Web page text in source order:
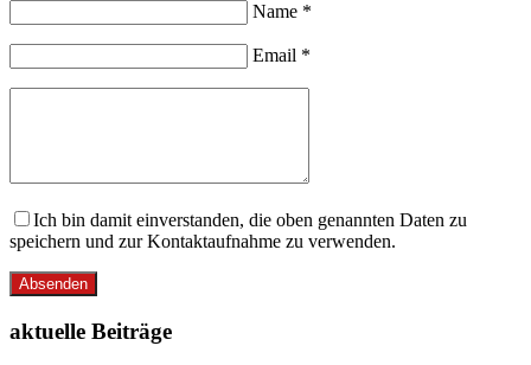
Name *
Email *
Ich bin damit einverstanden, die oben genannten Daten zu
speichern und zur Kontaktaufnahme zu verwenden.
Absenden
aktuelle Beiträge